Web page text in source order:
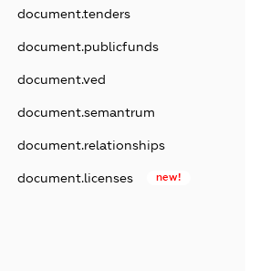
document.tenders
document.publicfunds
document.ved
document.semantrum
document.relationships
document.licenses new!